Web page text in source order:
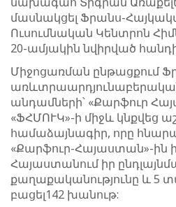
մասնակցել Ֆրանս-
Ուսումնական Կենտրոն
20-ամյակին նվիրված
Միջոցառման ընթացքում
անդամների՝ «Քարֆուր
«ՖՀՄՈՒԿ»-ի միջև կնքվեց
համաձայնագիր, որը
«Քարֆուր-Հայաստան»-ին
Հայաստանում իր
քաղաքականությունը և 5
բացել142 խանութ: